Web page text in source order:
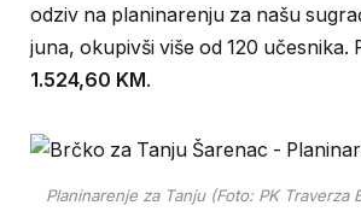
odziv na planinarenju za našu
juna, okupivši više od 120 učesnika.
1.524,60 KM .
Planinarenje za Tanju (Foto: PK Traverza